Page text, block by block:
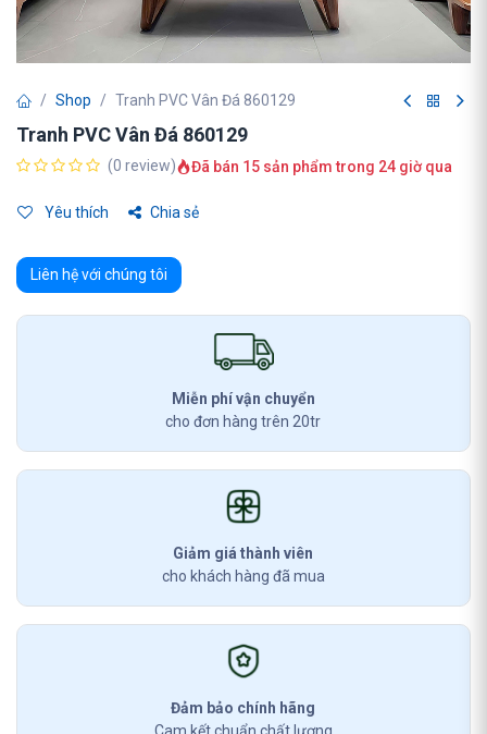
Shop Tranh PVC Vân Đá 860129
Tranh PVC Vân Đá 860129
(0 review) Đã bán 15 sản phẩm trong 24 giờ qua
Yêu thích Chia sẻ
Liên hệ với chúng tôi
Miễn phí vận chuyển
cho đơn hàng trên 20tr
Giảm giá thành viên
cho khách hàng đã mua
Đảm bảo chính hãng